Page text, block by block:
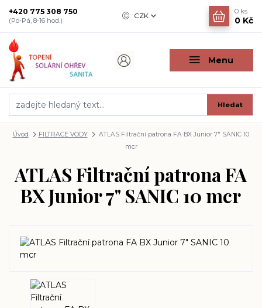
Menu
CZK
Hledat
+420 775 308 750
(Po-Pá, 8-16 hod.)
0 ks
0 Kč
Úvod FILTRACE VODY
ATLAS Filtrační patrona FA BX Junior 7" SANIC 10
mcr
ATLAS Filtrační patrona FA
BX Junior 7" SANIC 10 mcr